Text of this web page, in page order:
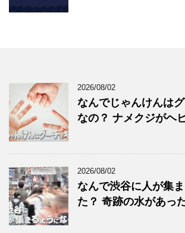
2026/08/02
なんでじゃんけんは
なの？ ナメクジがヘ
2026/08/02
なんで渋谷に人が集
た？ 奇跡の水があっ